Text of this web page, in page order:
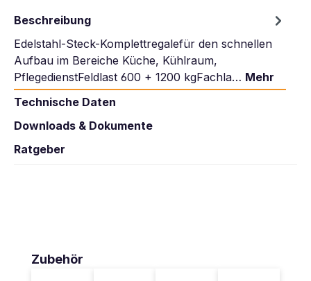
Beschreibung
Edelstahl-Steck-Komplettregalefür den schnellen
Aufbau im Bereiche Küche, Kühlraum,
PflegedienstFeldlast 600 + 1200 kgFachla… Mehr
Technische Daten
Downloads & Dokumente
Ratgeber
Produktgalerie überspringen
Zubehör